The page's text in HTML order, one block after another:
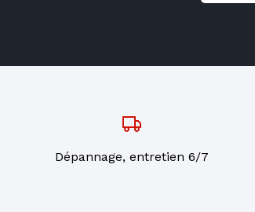
Dépannage, entretien 6/7